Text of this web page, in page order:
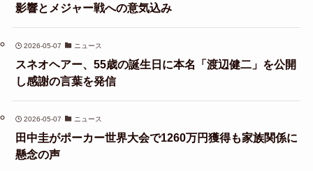
影響とメジャー戦への意気込み
2026-05-07 ニュース
スネオヘアー、55歳の誕生日に本名「渡辺健二」を公開
し感謝の言葉を発信
2026-05-07 ニュース
田中圭がポーカー世界大会で1260万円獲得も家族関係に
懸念の声